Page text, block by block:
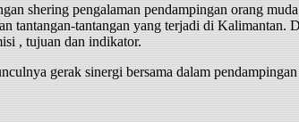
shering pengalaman pendampingan orang
tantangan-tantangan yang terjadi di
, tujuan dan indikator.
gerak sinergi bersama dalam